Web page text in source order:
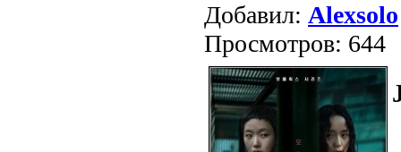
Добавил: Alexsolo
Просмотров: 644